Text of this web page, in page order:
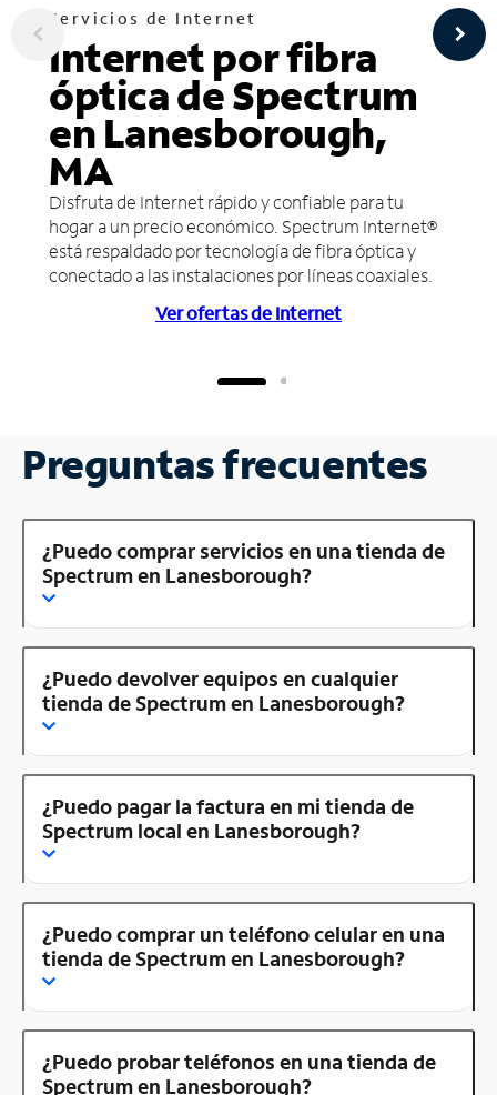
Servicios de Internet
Internet por fibra
óptica de Spectrum
en Lanesborough,
MA
Disfruta de Internet rápido y confiable para tu
hogar a un precio económico. Spectrum Internet®
está respaldado por tecnología de fibra óptica y
conectado a las instalaciones por líneas coaxiales.
Ver ofertas de Internet
Preguntas frecuentes
¿Puedo comprar servicios en una tienda de
Spectrum en Lanesborough?
¿Puedo devolver equipos en cualquier
tienda de Spectrum en Lanesborough?
¿Puedo pagar la factura en mi tienda de
Spectrum local en Lanesborough?
¿Puedo comprar un teléfono celular en una
tienda de Spectrum en Lanesborough?
¿Puedo probar teléfonos en una tienda de
Spectrum en Lanesborough?